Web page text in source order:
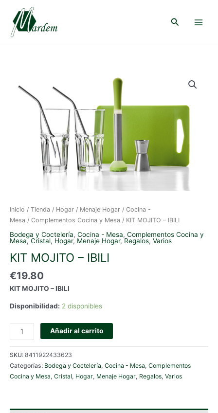
contenido
Buscar
Inicio / Tienda / Hogar / Menaje Hogar / Cocina -
Mesa / Complementos Cocina y Mesa / KIT MOJITO – IBILI
Bodega y Coctelería, Cocina - Mesa, Complementos Cocina y
Mesa,Cristal, Hogar, Menaje Hogar,Regalos, Varios
KIT MOJITO – IBILI
€19.80
KIT MOJITO – IBILI
Disponibilidad: 2 disponibles
MOJITO
-
IBILI
cantidad
Añadir al carrito
SKU: 8411922433623
Categorías: Bodega y Coctelería, Cocina - Mesa, Complementos
Cocina y Mesa, Cristal, Hogar, Menaje Hogar, Regalos, Varios